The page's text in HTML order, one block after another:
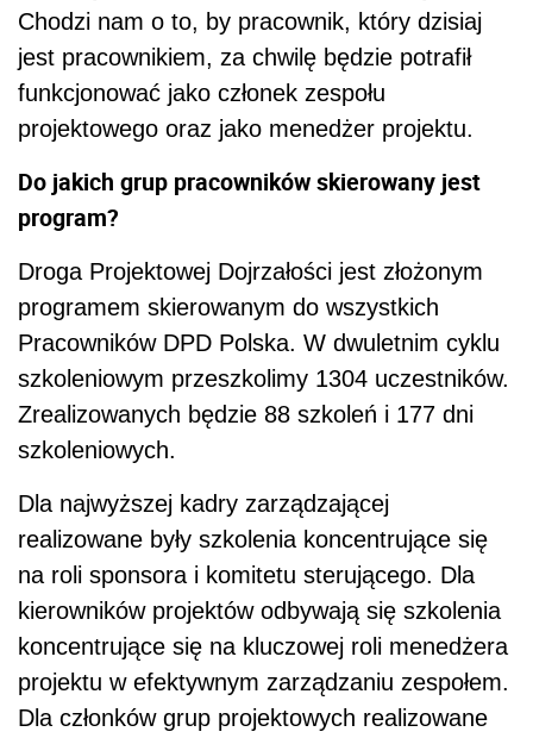
Chodzi nam o to, by pracownik, który dzisiaj
jest pracownikiem, za chwilę będzie potrafił
funkcjonować jako członek zespołu
projektowego oraz jako menedżer projektu.
Do jakich grup pracowników skierowany jest
program?
Droga Projektowej Dojrzałości jest złożonym
programem skierowanym do wszystkich
Pracowników DPD Polska. W dwuletnim cyklu
szkoleniowym przeszkolimy 1304 uczestników.
Zrealizowanych będzie 88 szkoleń i 177 dni
szkoleniowych.
Dla najwyższej kadry zarządzającej
realizowane były szkolenia koncentrujące się
na roli sponsora i komitetu sterującego. Dla
kierowników projektów odbywają się szkolenia
koncentrujące się na kluczowej roli menedżera
projektu w efektywnym zarządzaniu zespołem.
Dla członków grup projektowych realizowane